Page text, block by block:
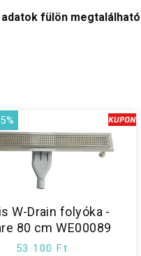
fülön
W-Drain folyóka -
80 cm WE00089
53 100 Ft